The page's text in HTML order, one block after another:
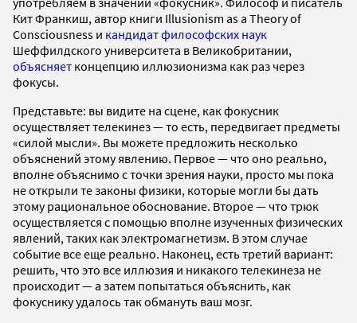
Кит Франкиш, автор книги Illusionism as a Theory of
Consciousness и кандидат философских наук
Шеффилдского университета в Великобритании,
объясняет концепцию иллюзионизма как раз через
фокусы.
Представьте: вы видите на сцене, как фокусник
осуществляет телекинез — то есть, передвигает предметы
«силой мысли». Вы можете предложить несколько
объяснений этому явлению. Первое — что оно реально,
вполне объяснимо с точки зрения науки, просто мы пока
не открыли те законы физики, которые могли бы дать
этому рациональное обоснование. Второе — что трюк
осуществляется с помощью вполне изученных физических
явлений, таких как электромагнетизм. В этом случае
событие все еще реально. Наконец, есть третий вариант:
решить, что это все иллюзия и никакого телекинеза не
происходит — а затем попытаться объяснить, как
фокуснику удалось так обмануть ваш мозг.